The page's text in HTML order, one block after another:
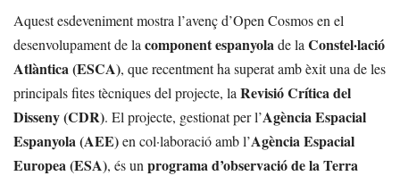
Aquest esdeveniment mostra l’avenç d’Open Cosmos en el
desenvolupament de la component espanyolade la Constel·lació
Atlàntica (ESCA), que recentment ha superat amb èxit una de les
principals fites tècniques del projecte, la Revisió Crítica del
Disseny (CDR). El projecte, gestionat per l’Agència Espacial
Espanyola (AEE)en col·laboració amb l’Agència Espacial
Europea (ESA), és un programa d’observació de la Terra